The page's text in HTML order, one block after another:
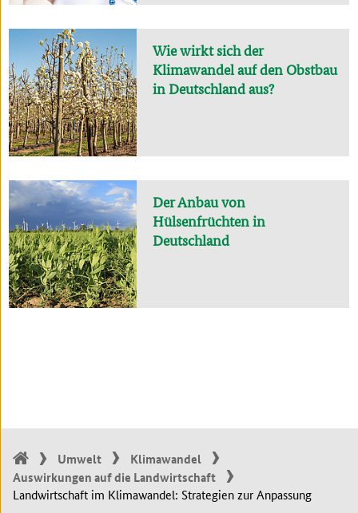
Wie wirkt sich der
Klimawandel auf den Obstbau
in Deutschland aus?
Der Anbau von
Hülsenfrüchten in
Deutschland
Umwelt
Klimawandel
Auswirkungen auf die Landwirtschaft
Landwirtschaft im Klimawandel: Strategien zur Anpassung